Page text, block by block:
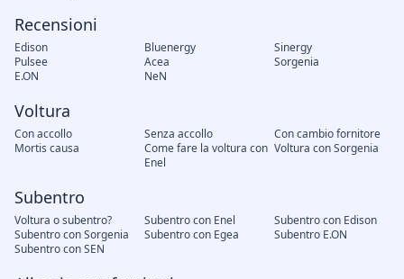
Recensioni
Edison Bluenergy
Sinergy
Pulsee
Acea
Sorgenia
E.ON
NeN
Voltura
Con accollo Senza accollo
Con cambio fornitore
Mortis causa
Come fare la voltura con
Enel
Voltura con Sorgenia
Subentro
Voltura o subentro? Subentro con Enel
Subentro con Edison
Subentro con Sorgenia
Subentro con Egea
Subentro E.ON
Subentro con SEN